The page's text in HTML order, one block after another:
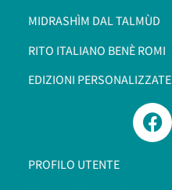
MIDRASHÌM DAL TALMÙD
RITO ITALIANO BENÈ ROMI​
EDIZIONI PERSONALIZZATE
PROFILO UTENTE